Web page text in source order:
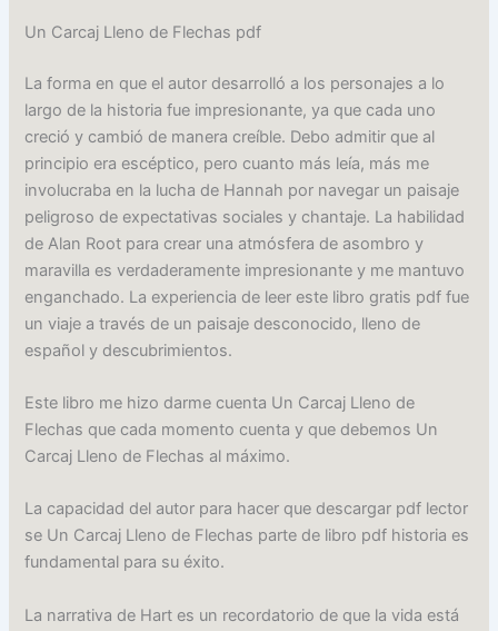
Un Carcaj Lleno de Flechas pdf
La forma en que el autor desarrolló a los personajes a lo
largo de la historia fue impresionante, ya que cada uno
creció y cambió de manera creíble. Debo admitir que al
principio era escéptico, pero cuanto más leía, más me
involucraba en la lucha de Hannah por navegar un paisaje
peligroso de expectativas sociales y chantaje. La habilidad
de Alan Root para crear una atmósfera de asombro y
maravilla es verdaderamente impresionante y me mantuvo
enganchado. La experiencia de leer este libro gratis pdf fue
un viaje a través de un paisaje desconocido, lleno de
español y descubrimientos.
Este libro me hizo darme cuenta Un Carcaj Lleno de
Flechas que cada momento cuenta y que debemos Un
Carcaj Lleno de Flechas al máximo.
La capacidad del autor para hacer que descargar pdf lector
se Un Carcaj Lleno de Flechas parte de libro pdf historia es
fundamental para su éxito.
La narrativa de Hart es un recordatorio de que la vida está